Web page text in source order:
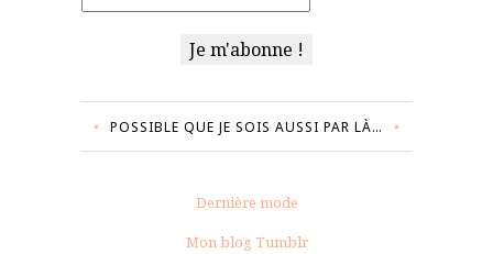
POSSIBLE QUE JE SOIS AUSSI PAR LÀ…
Dernière mode
Mon blog Tumblr